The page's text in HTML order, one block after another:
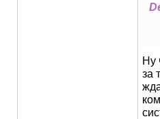
Ну
за